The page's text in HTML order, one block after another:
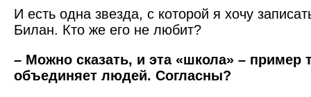
И есть одна звезда, с которой я хочу
Билан. Кто же его не любит?
– Можно сказать, и эта «школа» – пример
объединяет людей. Согласны?